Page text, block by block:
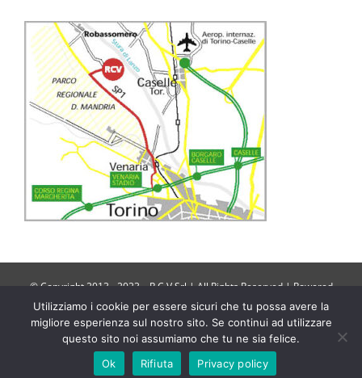
© Copyright 2013 - 2023 – R.C.V Srl | All Rights Reserved | Powered
byW4Y
Facebook
Utilizziamo i cookie per essere sicuri che tu possa avere la
migliore esperienza sul nostro sito. Se continui ad utilizzare
questo sito noi assumiamo che tu ne sia felice.
Ok
Rifiuta Privacy policy